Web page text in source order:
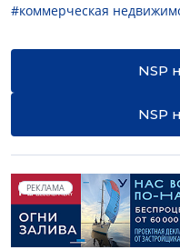
#коммерческая
NSP
NSP
РЕКЛАМА